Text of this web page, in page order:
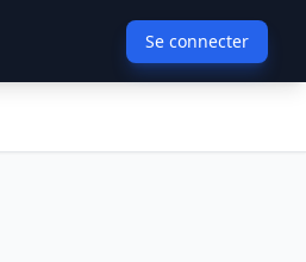
Se connecter